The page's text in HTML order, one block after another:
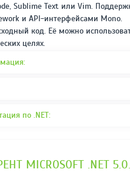
Sublime Text или Vim.
и API-интерфейсами Mono.
код. Её можно
целях.
по .NET:
MICROSOFT .NET